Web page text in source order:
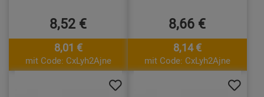
8,52 €
8,01 €
mit Code: CxLyh2Ajne
8,66 €
8,14 €
mit Code: CxLyh2Ajne